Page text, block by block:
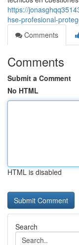
https://
hse-profesional-
Comments
Comments
Submit a Comment
No HTML
HTML is disabled
Search